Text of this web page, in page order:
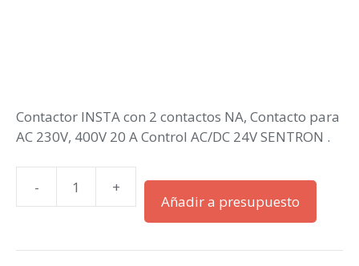
Contactor INSTA con 2 contactos NA, Contacto para
AC 230V, 400V 20 A Control AC/DC 24V SENTRON .
-
Contactor
de
con
+
Añadir a presupuesto